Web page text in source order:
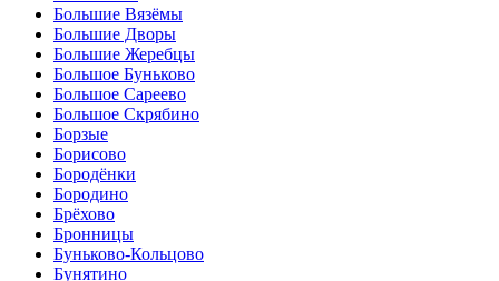
Большие Вязёмы
Большие Дворы
Большие Жеребцы
Большое Буньково
Большое Сареево
Большое Скрябино
Борзые
Борисово
Бородёнки
Бородино
Брёхово
Бронницы
Буньково-Кольцово
Бунятино